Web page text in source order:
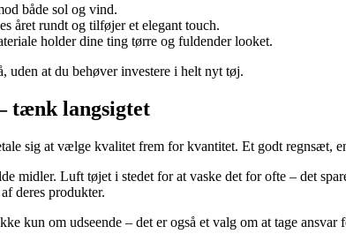
både sol og vind.
året rundt og tilføjer et elegant touch.
holder dine ting tørre og fuldender looket.
uden at du behøver investere i helt nyt tøj.
tænk langsigtet
sig at vælge kvalitet frem for kvantitet. Et godt regnsæt,
midler. Luft tøjet i stedet for at vaske det for ofte – det
deres produkter.
kun om udseende – det er også et valg om at tage